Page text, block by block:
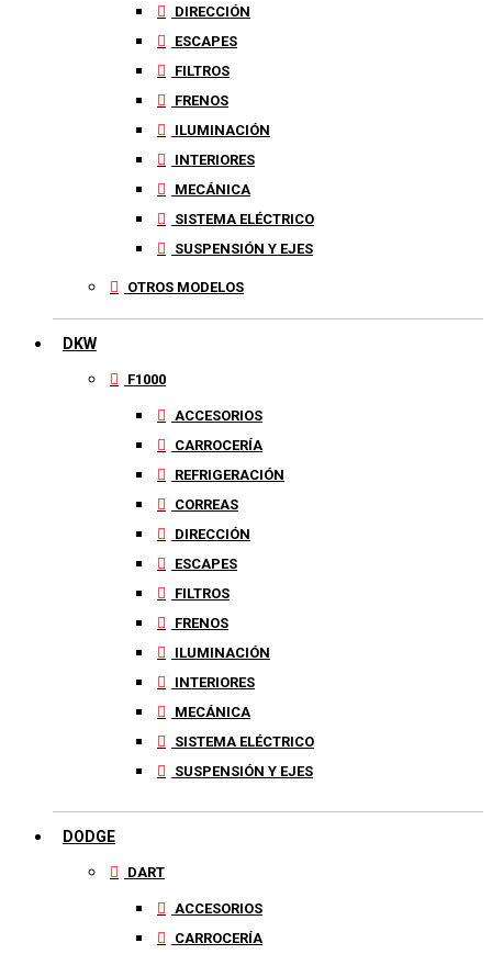
DIRECCIÓN
ESCAPES
FILTROS
FRENOS
ILUMINACIÓN
INTERIORES
MECÁNICA
SISTEMA ELÉCTRICO
SUSPENSIÓN Y EJES
OTROS MODELOS
DKW
F1000
ACCESORIOS
CARROCERÍA
REFRIGERACIÓN
CORREAS
DIRECCIÓN
ESCAPES
FILTROS
FRENOS
ILUMINACIÓN
INTERIORES
MECÁNICA
SISTEMA ELÉCTRICO
SUSPENSIÓN Y EJES
DODGE
DART
ACCESORIOS
CARROCERÍA